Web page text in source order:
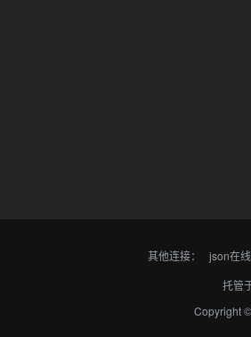
其他连接： json在
托管
Copyright